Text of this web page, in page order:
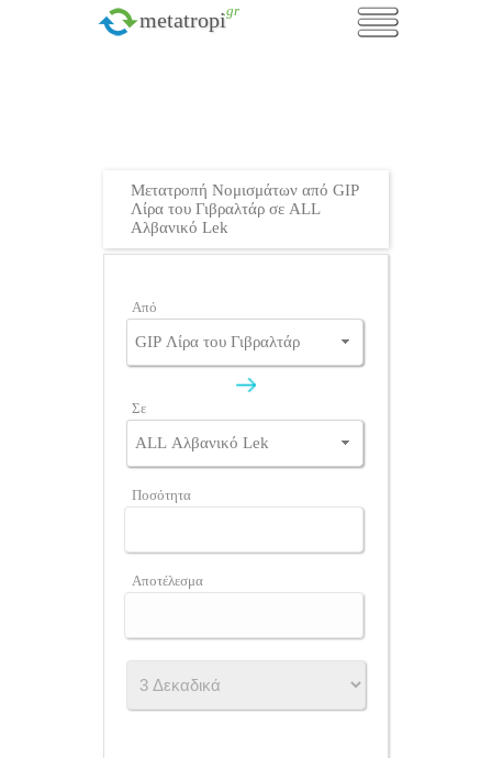
metatropi.gr
Μετατροπή Νομισμάτων από GIP
Λίρα του Γιβραλτάρ σε ALL
Αλβανικό Lek
Από
Σε
Ποσότητα
Αποτέλεσμα